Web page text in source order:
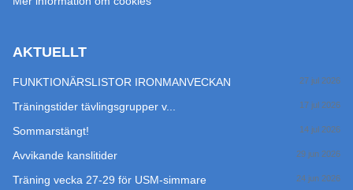
AKTUELLT
FUNKTIONÄRSLISTOR IRONMANVECKAN 27 jul 2026
Träningstider tävlingsgrupper v... 17 jul 2026
Sommarstängt! 14 jul 2026
Avvikande kanslitider 29 jun 2026
Träning vecka 27-29 för USM-simmare 24 jun 2026